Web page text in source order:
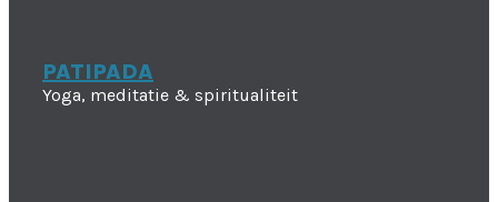
PATIPADA
Yoga, meditatie & spiritualiteit